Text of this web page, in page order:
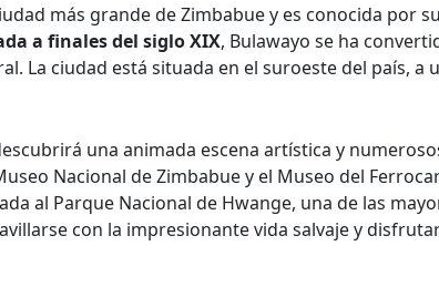
más grande de Zimbabue y es conocida por
a finales del siglo XIX, Bulawayo se ha
La ciudad está situada en el suroeste del país, a
una animada escena artística y
Nacional de Zimbabue y el Museo del
al Parque Nacional de Hwange, una de las
con la impresionante vida salvaje y